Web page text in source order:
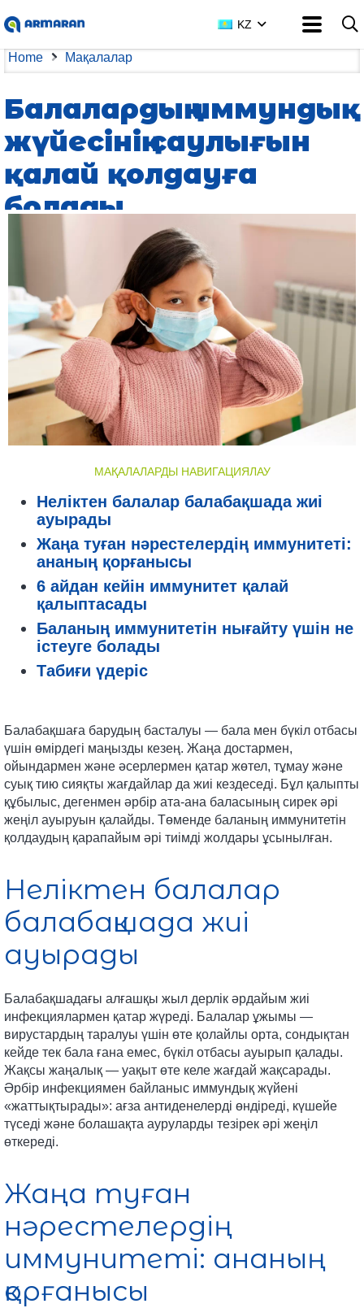
KZ
Home Мақалалар
Балалардың иммундық
жүйесінің саулығын
қалай қолдауға
болады
Балабақшаға барудың басталуы — бала мен бүкіл отбасы
үшін өмірдегі маңызды кезең. Жаңа достармен,
ойындармен және әсерлермен қатар жөтел, тұмау және
суық тию сияқты жағдайлар да жиі кездеседі. Бұл қалыпты
құбылыс, дегенмен әрбір ата-ана баласының сирек әрі
жеңіл ауыруын қалайды. Төменде баланың иммунитетін
қолдаудың қарапайым әрі тиімді жолдары ұсынылған.
Неліктен балалар
балабақшада жиі
ауырады
Балабақшадағы алғашқы жыл дерлік әрдайым жиі
инфекциялармен қатар жүреді. Балалар ұжымы —
вирустардың таралуы үшін өте қолайлы орта, сондықтан
кейде тек бала ғана емес, бүкіл отбасы ауырып қалады.
Жақсы жаңалық — уақыт өте келе жағдай жақсарады.
Әрбір инфекциямен байланыс иммундық жүйені
«жаттықтырады»: ағза антиденелерді өндіреді, күшейе
түседі және болашақта ауруларды тезірек әрі жеңіл
өткереді.
Жаңа туған
нәрестелердің
иммунитеті: ананың
қорғанысы
МАҚАЛАЛАРДЫ НАВИГАЦИЯЛАУ
Неліктен балалар балабақшада жиі
ауырады
Жаңа туған нәрестелердің иммунитеті:
ананың қорғанысы
6 айдан кейін иммунитет қалай
қалыптасады
Баланың иммунитетін нығайту үшін не
істеуге болады
Табиғи үдеріс